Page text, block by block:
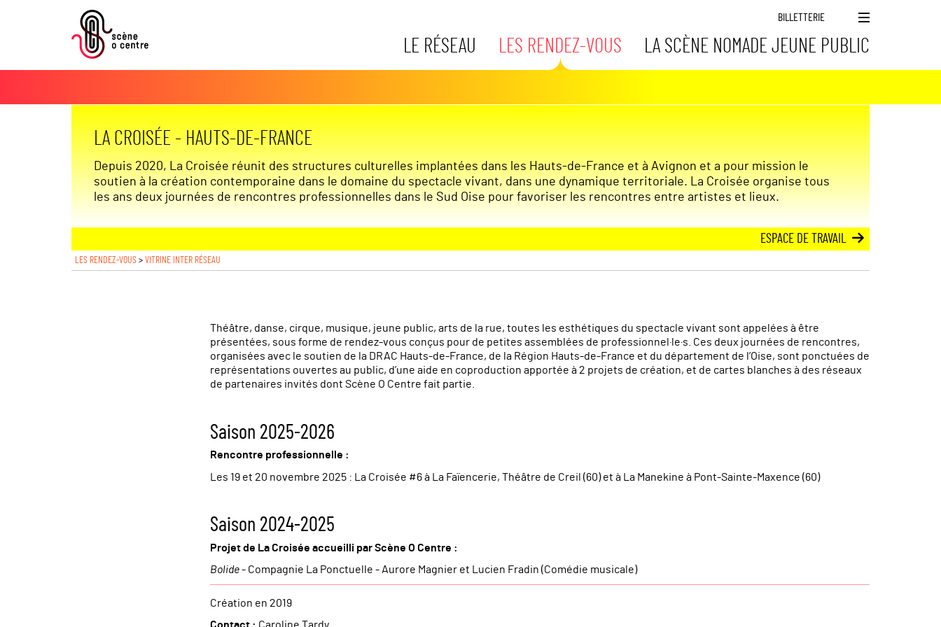
LE RÉSEAU LES RENDEZ-VOUS LA SCÈNE NOMADE JEUNE PUBLIC
BILLETTERIE
e
n
u
LA CROISÉE - HAUTS-DE-FRANCE
Depuis 2020, La Croisée réunit des structures culturelles implantées dans les Hauts-de-France et à Avignon et a pour mission le
soutien à la création contemporaine dans le domaine du spectacle vivant, dans une dynamique territoriale. La Croisée organise tous
les ans deux journées de rencontres professionnelles dans le Sud Oise pour favoriser les rencontres entre artistes et lieux.
ESPACE DE TRAVAIL
LES RENDEZ-VOUS > VITRINE INTER RÉSEAU
Théâtre, danse, cirque, musique, jeune public, arts de la rue, toutes les esthétiques du spectacle vivant sont appelées à être
présentées, sous forme de rendez-vous conçus pour de petites assemblées de professionnel·le·s. Ces deux journées de rencontres,
organisées avec le soutien de la DRAC Hauts-de-France, de la Région Hauts-de-France et du département de l’Oise, sont ponctuées de
représentations ouvertes au public, d’une aide en coproduction apportée à 2 projets de création, et de cartes blanches à des réseaux
de partenaires invités dont Scène O Centre fait partie.
Saison 2025-2026
Rencontre professionnelle :
Les 19 et 20 novembre 2025 : La Croisée #6 à La Faïencerie, Théâtre de Creil (60) et à La Manekine à Pont-Sainte-Maxence (60)
Saison 2024-2025
Projet de La Croisée accueilli par Scène O Centre :
Bolide- Compagnie La Ponctuelle - Aurore Magnier et Lucien Fradin (Comédie musicale)
Création en 2019